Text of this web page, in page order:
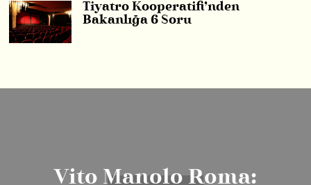
Tiyatro Kooperatifi’nden
Bakanlığa 6 Soru
Vito Manolo Roma: